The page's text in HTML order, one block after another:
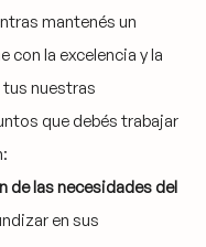
mantenés un
con la excelencia y la
nuestras
que debés trabajar
de las necesidades del
en sus